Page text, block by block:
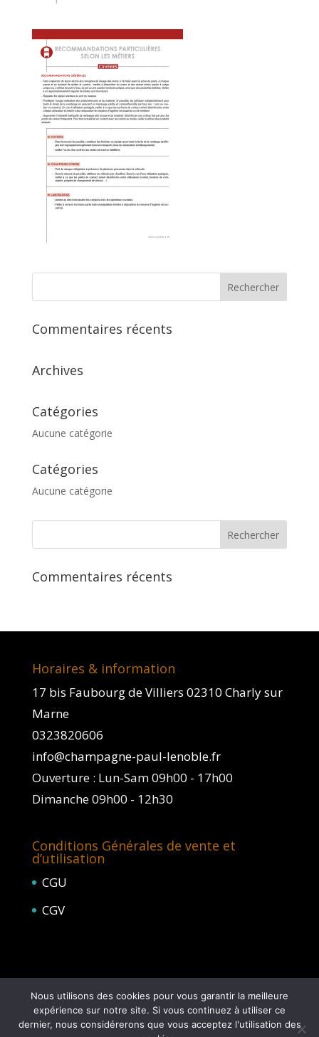
Commentaires récents
Archives
Catégories
Aucune catégorie
Catégories
Aucune catégorie
Commentaires récents
Horaires & information
17 bis Faubourg de Villiers 02310 Charly sur
Marne
0323820606
info@champagne-paul-lenoble.fr
Ouverture : Lun-Sam 09h00 - 17h00
Dimanche 09h00 - 12h30
Conditions Générales de vente et
d’utilisation
CGU
CGV
L'abus d'alcool est dangereux pour la santé, à
Nous utilisons des cookies pour vous garantir la meilleure
expérience sur notre site. Si vous continuez à utiliser ce
dernier, nous considérerons que vous acceptez l'utilisation des